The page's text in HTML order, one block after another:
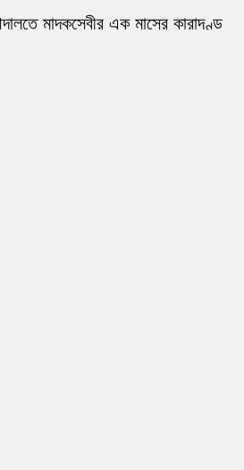
মাদকসেবীর এক মাসের কারাদণ্ড